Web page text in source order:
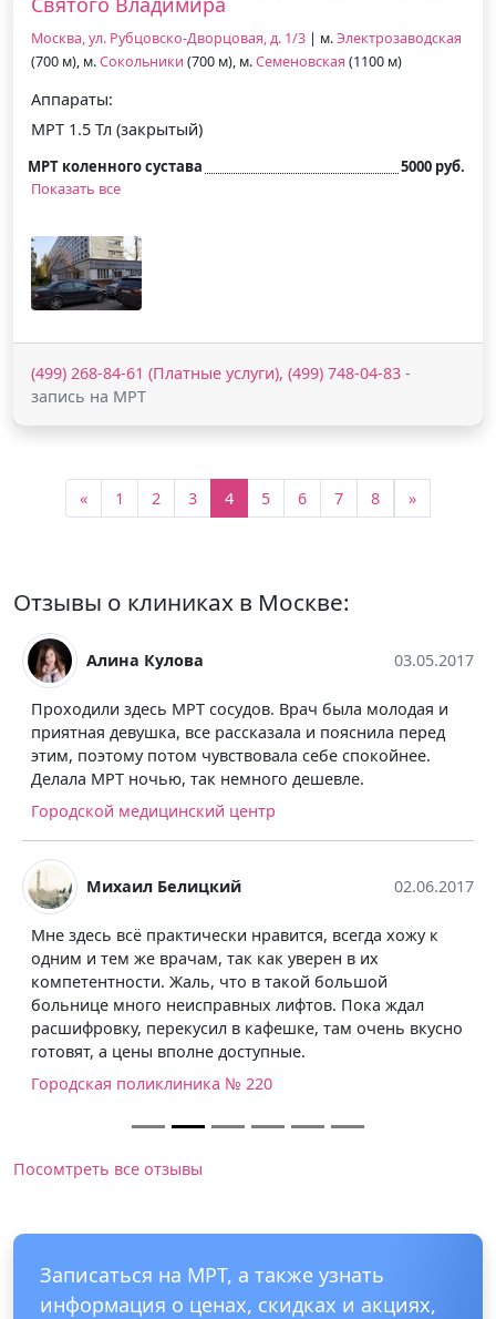
Москва, ул. Рубцовско-Дворцовая, д. 1/3 | м.Электрозаводская
(700 м), м.Сокольники (700 м), м.Семеновская (1100 м)
Аппараты:
МРТ 1.5 Тл (закрытый)
МРТ коленного сустава
5000 руб.
Показать все
(499) 268-84-61 (Платные услуги), (499) 748-04-83 -
запись на МРТ
« 1 2 3 4 5 6 7 8 »
Отзывы о клиниках в Москве:
Алина Кулова 03.05.2017
Проходили здесь МРТ сосудов. Врач была молодая и
приятная девушка, все рассказала и пояснила перед
этим, поэтому потом чувствовала себе спокойнее.
Делала МРТ ночью, так немного дешевле.
Городской медицинский центр
Михаил Белицкий 02.06.2017
Мне здесь всё практически нравится, всегда хожу к
одним и тем же врачам, так как уверен в их
компетентности. Жаль, что в такой большой
больнице много неисправных лифтов. Пока ждал
расшифровку, перекусил в кафешке, там очень вкусно
готовят, а цены вполне доступные.
Городская поликлиника № 220
Посомтреть все отзывы
Записаться на МРТ, а также узнать
информация о ценах, скидках и акциях,